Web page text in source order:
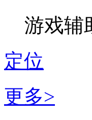
游戏辅
定位
更多>